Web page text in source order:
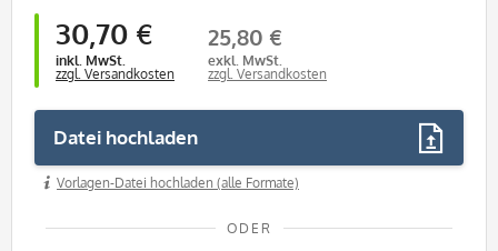
30,70 €
inkl. MwSt.
zzgl. Versandkosten
25,80 €
exkl. MwSt.
zzgl. Versandkosten
Datei hochladen
Vorlagen-Datei hochladen (alle Formate)
ODER